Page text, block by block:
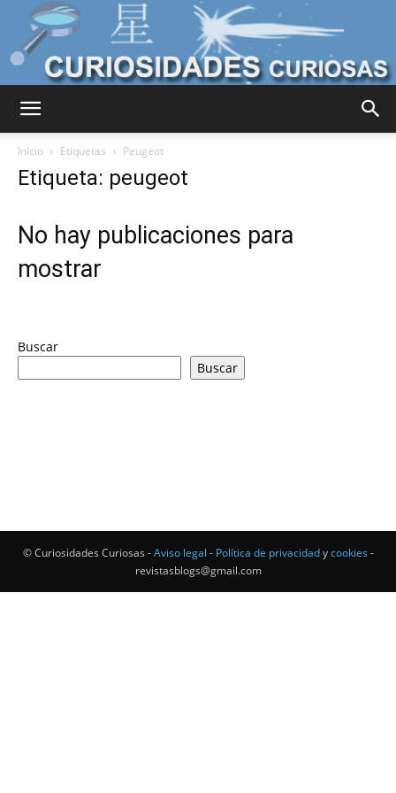
Mundo
Inicio Etiquetas Peugeot
Etiqueta: peugeot
No hay publicaciones para
mostrar
Buscar
Buscar
© Curiosidades Curiosas -Aviso legal - Política de privacidadycookies -
revistasblogs@gmail.com